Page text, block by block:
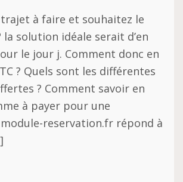
trajet à faire et souhaitez le
la solution idéale serait d’en
le jour j. Comment donc en
? Quels sont les différentes
? Comment savoir en
à payer pour une
reservation.fr répond à